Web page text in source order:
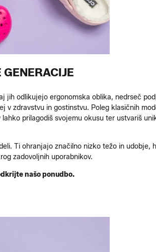
jih odlikujejo ergonomska oblika, nedrseč
zdravstvu in gostinstvu. Poleg klasičnih
prilagodiš svojemu okusu ter ustvariš
Ti ohranjajo značilno nizko težo in udobje,
zadovoljnih uporabnikov.
našo ponudbo.